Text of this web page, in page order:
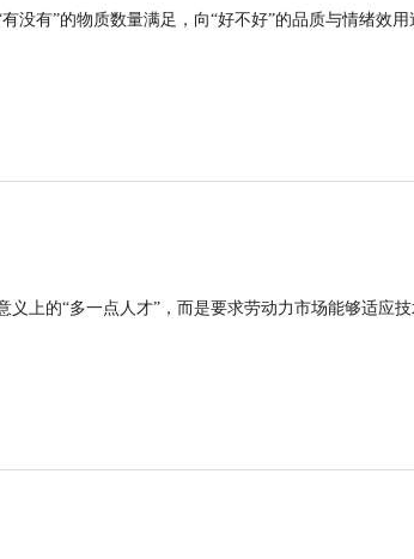
没有”的物质数量满足，向“好不好”的品质与情绪效用
上的“多一点人才”，而是要求劳动力市场能够适应